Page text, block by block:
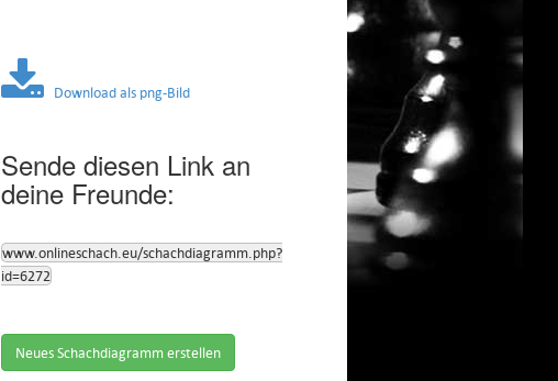
Download als png-Bild
Sende diesen Link an
deine Freunde:
www.onlineschach.eu/schachdiagramm.php?
id=6272
Neues Schachdiagramm erstellen